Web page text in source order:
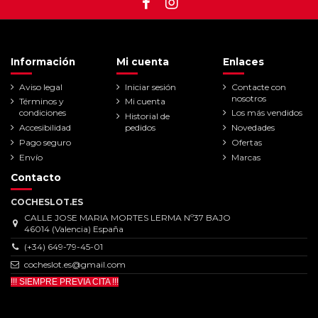
Información
Aviso legal
Términos y
condiciones
Accesibilidad
Pago seguro
Envío
Mi cuenta
Iniciar sesión
Mi cuenta
Historial de
pedidos
Enlaces
Contacte con
nosotros
Los más vendidos
Novedades
Ofertas
Marcas
Contacto
COCHESLOT.ES
CALLE JOSE MARIA MORTES LERMA Nº37 BAJO
46014 (Valencia) España
(+34) 649-79-45-01
cocheslot.es@gmail.com
!!! SIEMPRE PREVIA CITA !!!